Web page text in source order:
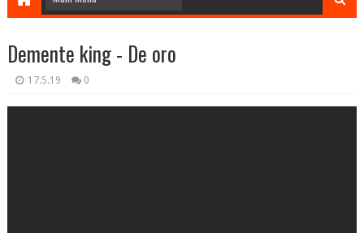
Demente king - De oro
17.5.19 0